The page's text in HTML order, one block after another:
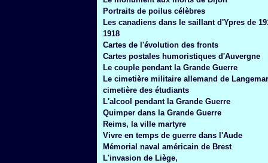
Portraits de poilus célèbres
Les canadiens dans le saillant d'Ypres de
1918
Cartes de l'évolution des fronts
Cartes postales humoristiques d'Auvergne
Le couple pendant la Grande Guerre
Le cimetière militaire allemand de
cimetière des étudiants
L'alcool pendant la Grande Guerre
Quimper dans la Grande Guerre
Reims, la ville martyre
Vivre en temps de guerre dans l'Aude
Mémorial naval américain de Brest
L'invasion de Liège,